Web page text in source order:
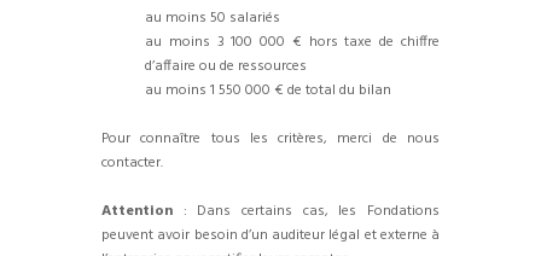
au moins 50 salariés
au moins 3 100 000 € hors taxe de chiffre
d’affaire ou de ressources
au moins 1 550 000 € de total du bilan
Pour connaître tous les critères, merci de nous
contacter.
Attention : Dans certains cas, les Fondations
peuvent avoir besoin d’un auditeur légal et externe à